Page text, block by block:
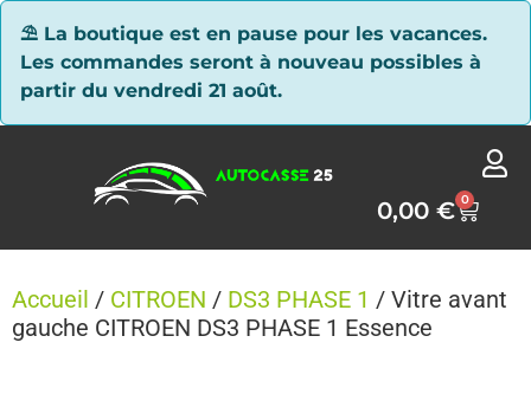
⛱ La boutique est en pause pour les vacances.
Les commandes seront à nouveau possibles à
partir du vendredi 21 août.
0,00€ 0
Accueil / CITROEN / DS3 PHASE 1 / Vitre avant
gauche CITROEN DS3 PHASE 1 Essence
Panneau de gestion des cookies